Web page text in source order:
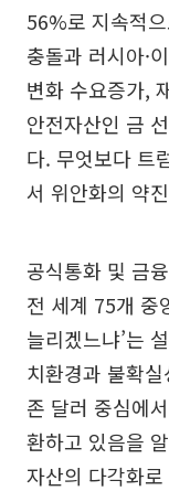
56%로 지속적
충돌과 러시아·
변화 수요증가,
안전자산인 금
다. 무엇보다 트
서 위안화의 약
공식통화 및 금
전 세계 75개 중
늘리겠느냐’는
치환경과 불확
존 달러 중심에
환하고 있음을
자산의 다각화